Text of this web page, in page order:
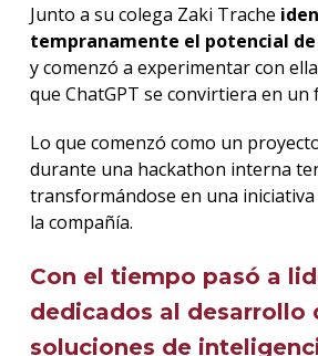
Junto a su colega Zaki Trache
tempranamente el potencial
y comenzó a experimentar con
que ChatGPT se convirtiera en
Lo que comenzó como un
durante una hackathon interna
transformándose en una
la compañía.
Con el tiempo pasó a
dedicados al desarrollo
soluciones de